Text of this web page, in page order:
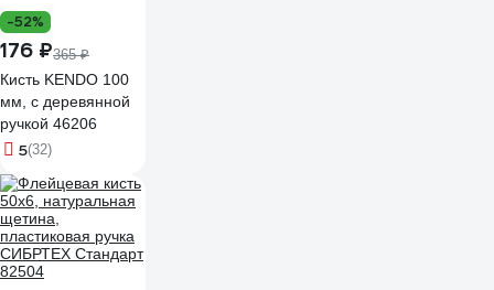
-52%
176 ₽365 ₽
Кисть KENDO 100
мм, с деревянной
ручкой 46206
5(32)